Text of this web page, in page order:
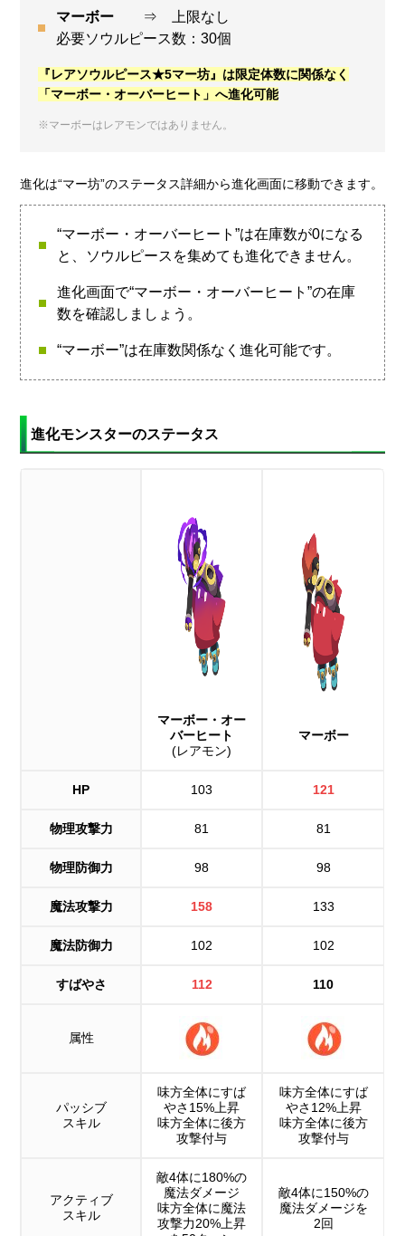
マーボー ⇒ 上限なし
必要ソウルピース数：30個
『レアソウルピース★5マー坊』は限定体数に関係なく
「マーボー・オーバーヒート」へ進化可能
※マーボーはレアモンではありません。
進化は“マー坊”のステータス詳細から進化画面に移動できます。
“マーボー・オーバーヒート”は在庫数が0になる
と、ソウルピースを集めても進化できません。
進化画面で“マーボー・オーバーヒート”の在庫
数を確認しましょう。
“マーボー”は在庫数関係なく進化可能です。
進化モンスターのステータス
マーボー・オー
バーヒート
(レアモン)
マーボー
HP 103 121
物理攻撃力 81 81
物理防御力 98 98
魔法攻撃力 158 133
魔法防御力 102 102
すばやさ 112 110
属性
パッシブ
スキル
味方全体にすば
やさ15%上昇
味方全体に後方
攻撃付与
味方全体にすば
やさ12%上昇
味方全体に後方
攻撃付与
アクティブ
スキル
敵4体に180%の
魔法ダメージ
味方全体に魔法
攻撃力20%上昇
敵4体に150%の
魔法ダメージを
2回